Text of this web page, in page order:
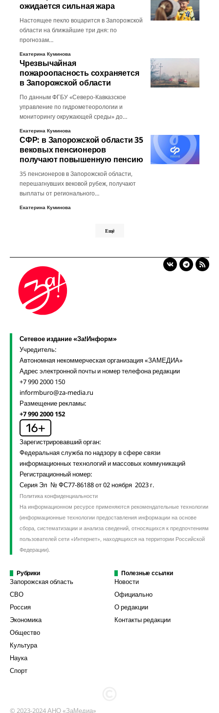
ожидается сильная жара
Настоящее пекло воцарится в Запорожской
области на ближайшие три дня: по
прогнозам…
Екатерина Куминова
Чрезвычайная
пожароопасность сохраняется
в Запорожской области
По данным ФГБУ «Северо-Кавказское
управление по гидрометеорологии и
мониторингу окружающей среды» до…
Екатерина Куминова
СФР: в Запорожской области 35
вековых пенсионеров
получают повышенную пенсию
35 пенсионеров в Запорожской области,
перешагнувших вековой рубеж, получают
выплаты от регионального…
Екатерина Куминова
Ещё
Сетевое издание «За!Информ»
Учредитель:
Автономная некоммерческая организация «ЗАМЕДИА»
Адрес электронной почты и номер телефона редакции
+7 990 2000 150
informburo@za-media.ru
Размещение рекламы:
+7 990 2000 152
Зарегистрировавший орган:
Федеральная служба по надзору в сфере связи
информационных технологий и массовых коммуникаций
Регистрационный номер:
Серия Эл № ФС77-86188 от 02 ноября 2023 г.
Политика конфиденциальности
На информационном ресурсе применяются рекомендательные технологии
(информационные технологии предоставления информации на основе
сбора, систематизации и анализа сведений, относящихся к предпочтениям
пользователей сети «Интернет», находящихся на территории Российской
Федерации).
Рубрики
Запорожская область
СВО
Россия
Экономика
Общество
Культура
Наука
Спорт
Полезные ссылки
Новости
Официально
О редакции
Контакты редакции
© 2023-2024 АНО «ЗаМедиа»